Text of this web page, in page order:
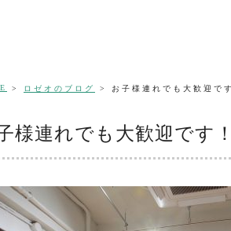
ロゼオのブログ お子様連れでも大歓迎で
様連れでも大歓迎です